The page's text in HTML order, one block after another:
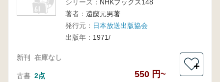
シリーズ： NHKブックス148
著者： 遠藤元男著
発行元： 日本放送出版協会
出版年： 1971/
新刊 在庫なし
古書 2点 550 円~
＋